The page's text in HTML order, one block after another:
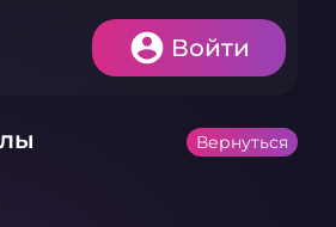
Войти
Вернуться